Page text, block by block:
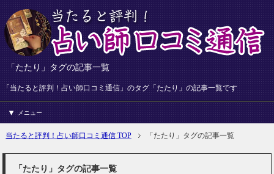
「たたり」タグの記事一覧
「当たると評判！占い師口コミ通信」のタグ「たたり」の記事一覧です
メニュー
当たると評判！占い師口コミ通信 TOP 「たたり」タグの記事一覧
「たたり」タグの記事一覧